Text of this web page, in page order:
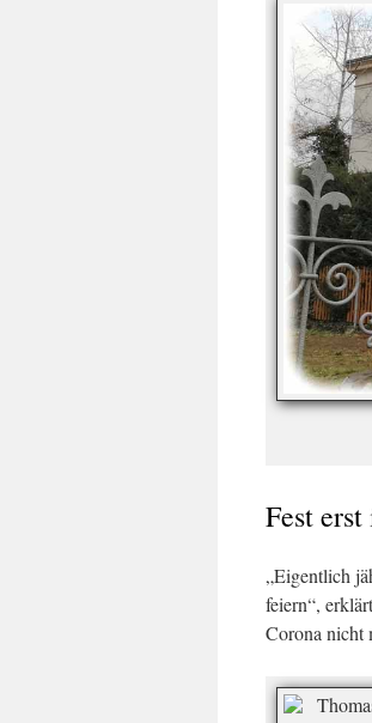
Fest
„Eigentlich
feiern“,
Corona nicht